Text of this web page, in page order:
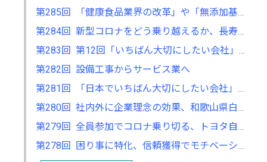
第282回 設備工事からサービス業へ